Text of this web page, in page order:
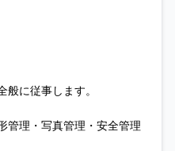
に従事します。
管理・写真管理・安全管理